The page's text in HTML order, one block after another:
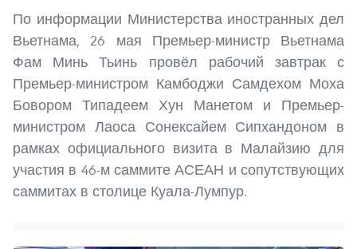
По информации Министерства иностранных дел
Вьетнама, 26 мая Премьер-министр Вьетнама
Фам Минь Тьинь провёл рабочий завтрак с
Премьер-министром Камбоджи Самдехом Моха
Бовором Типадеем Хун Манетом и Премьер-
министром Лаоса Сонексайем Сипхандоном в
рамках официального визита в Малайзию для
участия в 46-м саммите АСЕАН и сопутствующих
саммитах в столице Куала-Лумпур.